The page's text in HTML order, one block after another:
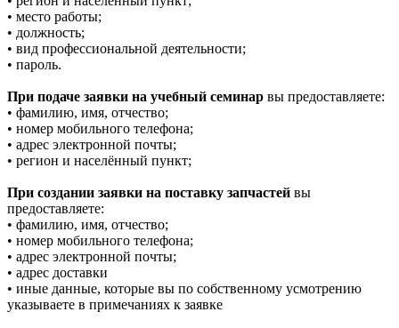
• место работы;
• должность;
• вид профессиональной деятельности;
• пароль.
При подаче заявки на учебный семинар вы предоставляете:
• фамилию, имя, отчество;
• номер мобильного телефона;
• адрес электронной почты;
• регион и населённый пункт;
При создании заявки на поставку запчастей вы
предоставляете:
• фамилию, имя, отчество;
• номер мобильного телефона;
• адрес электронной почты;
• адрес доставки
• иные данные, которые вы по собственному усмотрению
указываете в примечаниях к заявке